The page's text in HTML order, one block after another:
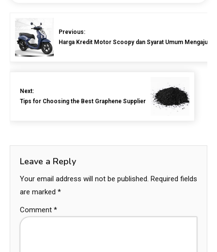
Previous:
Harga Kredit Motor Scoopy dan Syarat Umum
Next:
Tips for Choosing the Best Graphene Supplier
Leave a Reply
Your email address will not be published. Required fields
are marked *
Comment *